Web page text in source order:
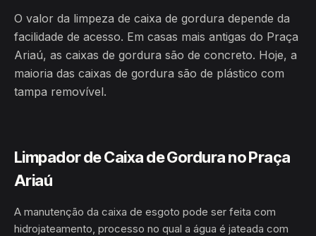
O valor da limpeza de caixa de gordura depende da
facilidade de acesso. Em casas mais antigas do Praça
Ariaú, as caixas de gordura são de concreto. Hoje, a
maioria das caixas de gordura são de plástico com
tampa removível.
Limpador de Caixa de Gordura no Praça
Ariaú
A manutenção da caixa de esgoto pode ser feita com
hidrojateamento, processo no qual a água é jateada com